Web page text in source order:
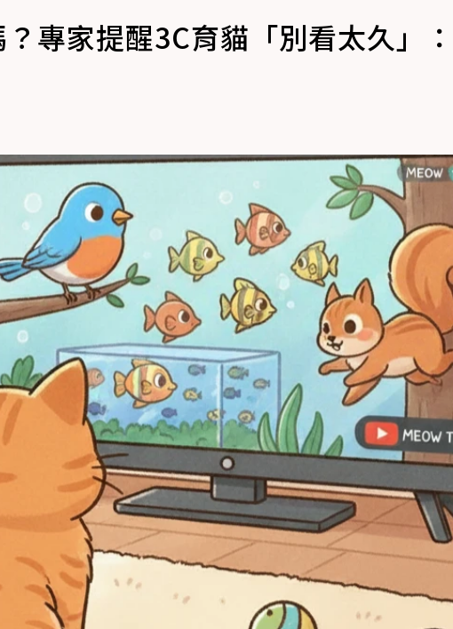
專家提醒3C育貓「別看太久」